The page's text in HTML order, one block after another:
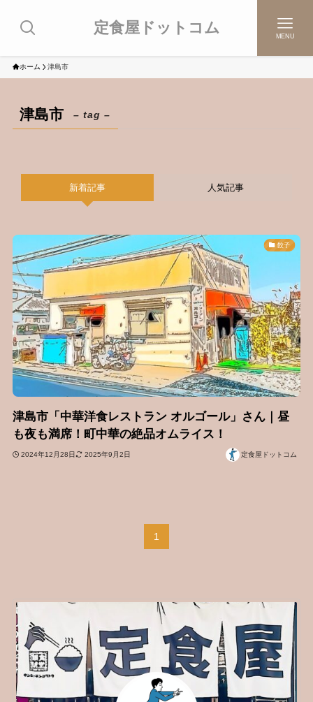
定食屋ドットコム MENU
ホーム 津島市
津島市 – tag –
新着記事 人気記事
餃子
津島市「中華洋食レストラン オルゴール」さん｜昼
も夜も満席！町中華の絶品オムライス！
2024年12月28日 2025年9月2日 定食屋ドットコム
1